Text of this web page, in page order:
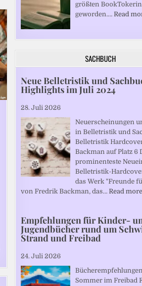
größten
geworden.… Read
SACHBUCH
Neue Belletristik und
Highlights im Juli 2024
28. Juli 2026
Neuerscheinungen
in Belletristik und
Belletristik
Backman auf Platz 6
prominenteste
Belletristik-
das Werk "Freunde
von Fredrik Backman, das… Read
Empfehlungen für Kinder-
Jugendbücher rund um
Strand und Freibad
24. Juli 2026
Sommer im Freibad